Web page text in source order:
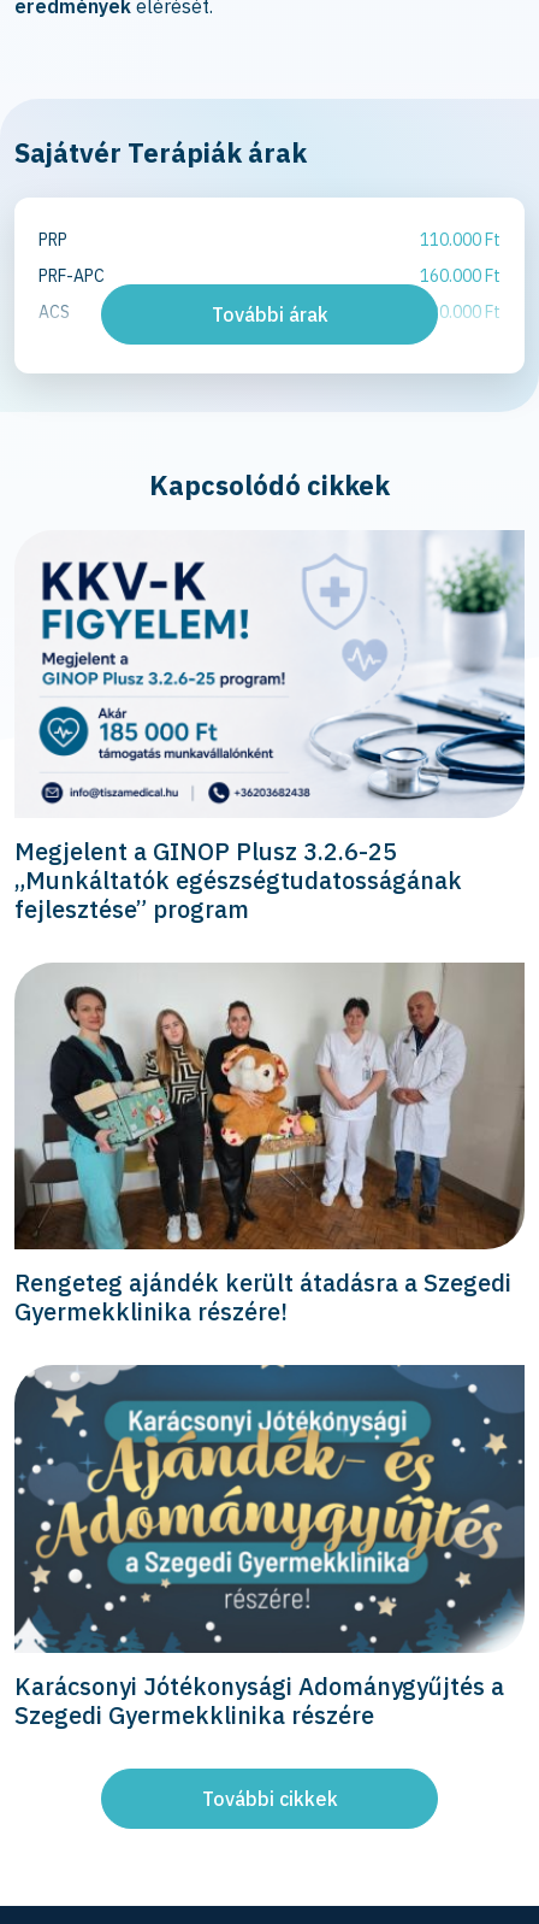
eredmények elérését.
Sajátvér Terápiák árak
PRP
110.000 Ft
PRF-APC
160.000 Ft
ACS
220.000 Ft
További árak
Kapcsolódó cikkek
Megjelent a GINOP Plusz 3.2.6-25
„Munkáltatók egészségtudatosságának
fejlesztése” program
Rengeteg ajándék került átadásra a Szegedi
Gyermekklinika részére!
Karácsonyi Jótékonysági Adománygyűjtés a
Szegedi Gyermekklinika részére
További cikkek